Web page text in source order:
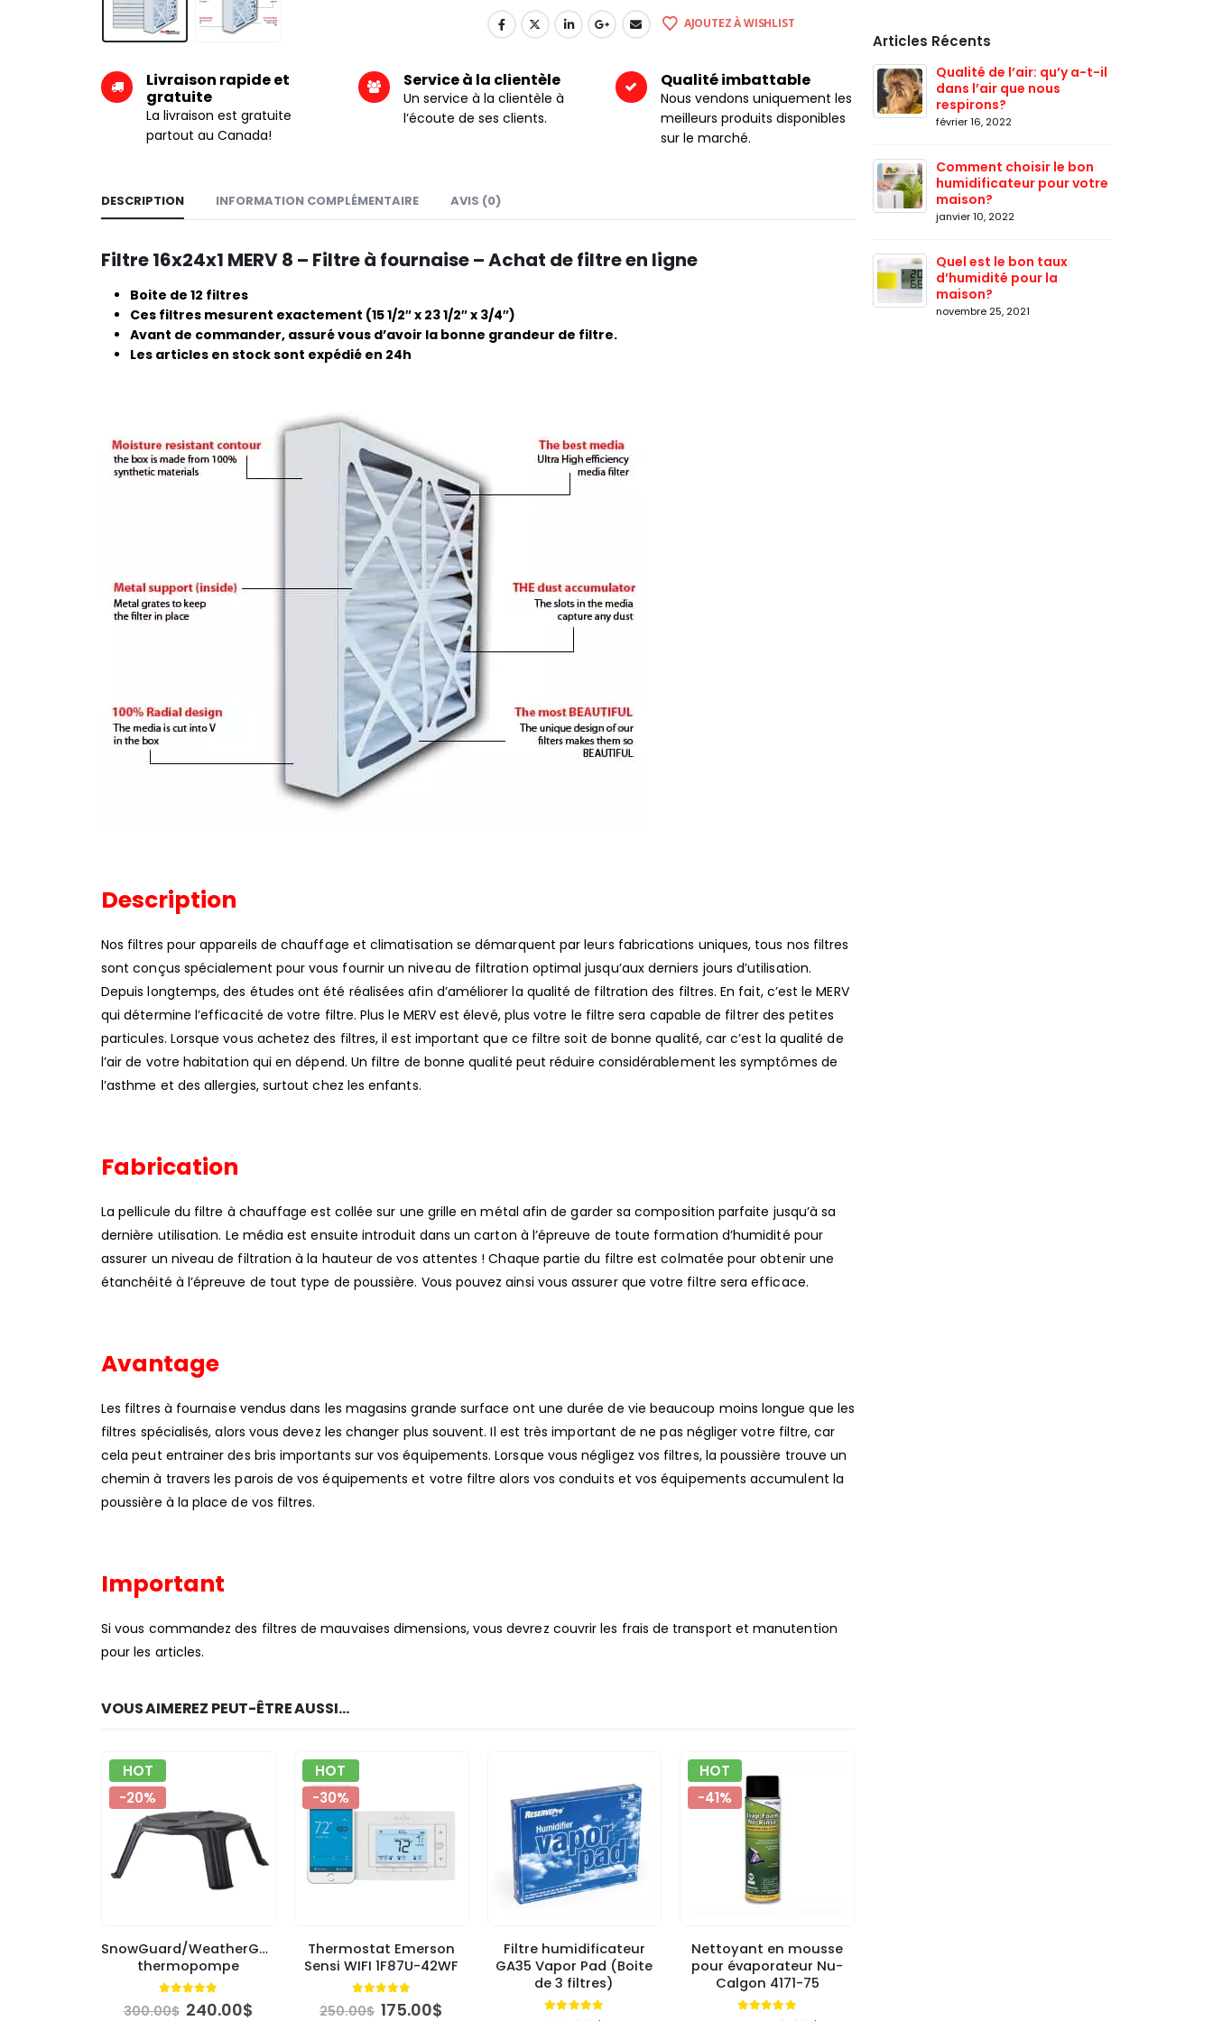
AJOUTEZ À WISHLIST
Livraison rapide et
gratuite
La livraison est gratuite
partout au Canada!
Service à la clientèle
Un service à la clientèle à
l’écoute de ses clients.
Qualité imbattable
Nous vendons uniquement les
meilleurs produits disponibles
sur le marché.
DESCRIPTION INFORMATION COMPLÉMENTAIRE AVIS (0)
Filtre 16x24x1 MERV 8 – Filtre à fournaise – Achat de filtre en ligne
Boite de 12 filtres
Ces filtres mesurent exactement (15 1/2″ x 23 1/2″ x 3/4″)
Avant de commander, assuré vous d’avoir la bonne grandeur de filtre.
Les articles en stock sont expédié en 24h
Description
Nos filtres pour appareils de chauffage et climatisation se démarquent par leurs fabrications uniques, tous nos filtres
sont conçus spécialement pour vous fournir un niveau de filtration optimal jusqu’aux derniers jours d’utilisation.
Depuis longtemps, des études ont été réalisées afin d’améliorer la qualité de filtration des filtres. En fait, c’est le MERV
qui détermine l’efficacité de votre filtre. Plus le MERV est élevé, plus votre le filtre sera capable de filtrer des petites
particules. Lorsque vous achetez des filtres, il est important que ce filtre soit de bonne qualité, car c’est la qualité de
l’air de votre habitation qui en dépend. Un filtre de bonne qualité peut réduire considérablement les symptômes de
l’asthme et des allergies, surtout chez les enfants.
Fabrication
La pellicule du filtre à chauffage est collée sur une grille en métal afin de garder sa composition parfaite jusqu’à sa
dernière utilisation. Le média est ensuite introduit dans un carton à l’épreuve de toute formation d’humidité pour
assurer un niveau de filtration à la hauteur de vos attentes ! Chaque partie du filtre est colmatée pour obtenir une
étanchéité à l’épreuve de tout type de poussière. Vous pouvez ainsi vous assurer que votre filtre sera efficace.
Avantage
Les filtres à fournaise vendus dans les magasins grande surface ont une durée de vie beaucoup moins longue que les
filtres spécialisés, alors vous devez les changer plus souvent. Il est très important de ne pas négliger votre filtre, car
cela peut entrainer des bris importants sur vos équipements. Lorsque vous négligez vos filtres, la poussière trouve un
chemin à travers les parois de vos équipements et votre filtre alors vos conduits et vos équipements accumulent la
poussière à la place de vos filtres.
Important
Si vous commandez des filtres de mauvaises dimensions, vous devrez couvrir les frais de transport et manutention
pour les articles.
VOUS AIMEREZ PEUT-ÊTRE AUSSI…
HOT
-20%
SnowGuard/WeatherGuard
thermopompe
out of 5
300.00$ Le
240.00$
HOT
-30%
Thermostat Emerson
Sensi WIFI 1F87U-42WF
out of 5
250.00$ Le
175.00$
Filtre humidificateur
GA35 Vapor Pad (Boite
de 3 filtres)
5.00 out of 5
HOT
-41%
Nettoyant en mousse
pour évaporateur Nu-
Calgon 4171-75
out of 5
Articles Récents
Qualité de l’air: qu’y a-t-il
dans l’air que nous
respirons?
février 16, 2022
Comment choisir le bon
humidificateur pour votre
maison?
janvier 10, 2022
Quel est le bon taux
d’humidité pour la
maison?
novembre 25, 2021